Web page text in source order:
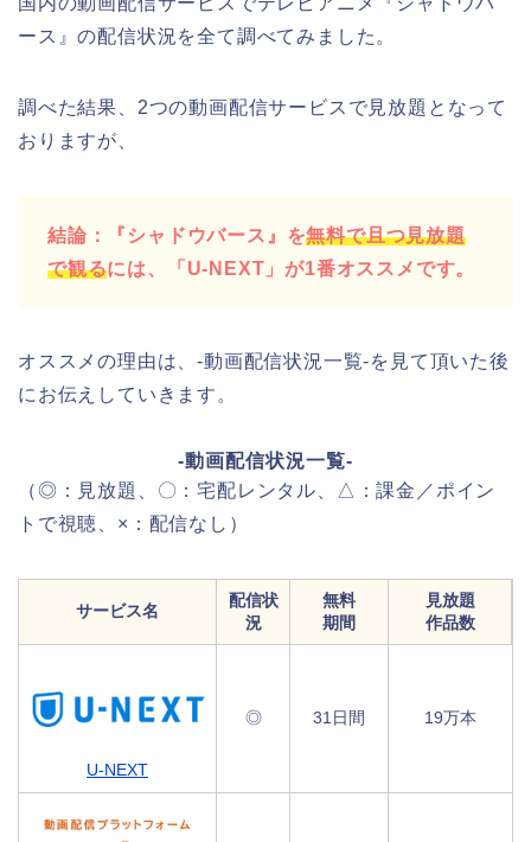
ース』の配信状況を全て調べてみました。
調べた結果、2つの動画配信サービスで見放題となって
おりますが、
結論：『シャドウバース』を無料で且つ見放題
で観るには、「U-NEXT」が1番オススメです。
オススメの理由は、-動画配信状況一覧-を見て頂いた後
にお伝えしていきます。
-動画配信状況一覧-
（◎：見放題、〇：宅配レンタル、△：課金／ポイン
トで視聴、×：配信なし）
サービス名
配信状
況
無料
期間
見放題
作品数
U-NEXT
◎ 31日間 19万本